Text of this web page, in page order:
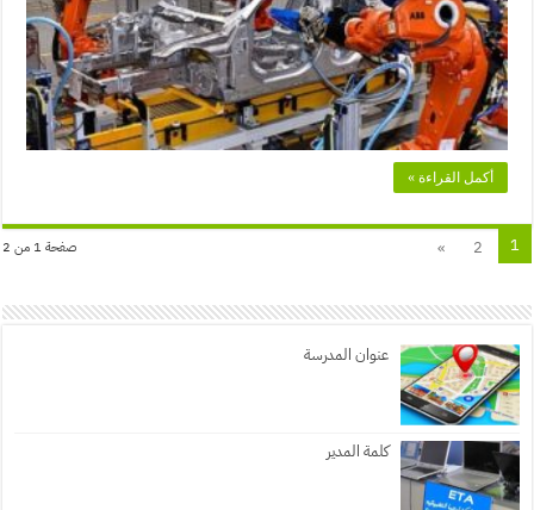
أكمل القراءة »
صفحة 1 من 2 1
2
»
عنوان المدرسة
كلمة المدير